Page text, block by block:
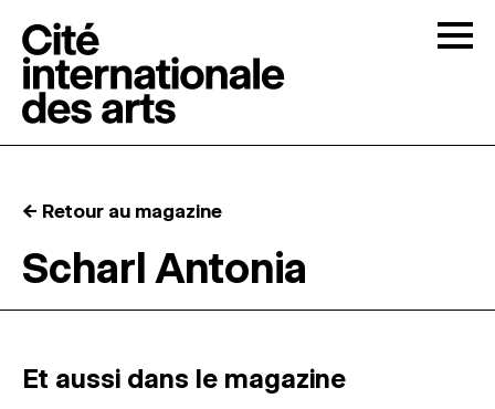
RÉSIDENCES ↓
ATELIERS OUVERTS
← Retour au magazine
Scharl Antonia
Et aussi dans le magazine